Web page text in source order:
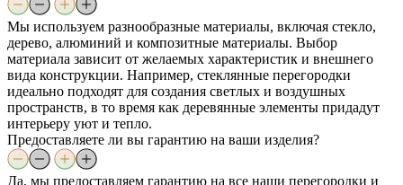
Мы используем разнообразные материалы, включая стекло,
дерево, алюминий и композитные материалы. Выбор
материала зависит от желаемых характеристик и внешнего
вида конструкции. Например, стеклянные перегородки
идеально подходят для создания светлых и воздушных
пространств, в то время как деревянные элементы придадут
интерьеру уют и тепло.
Предоставляете ли вы гарантию на ваши изделия?
Да, мы предоставляем гарантию на все наши перегородки и